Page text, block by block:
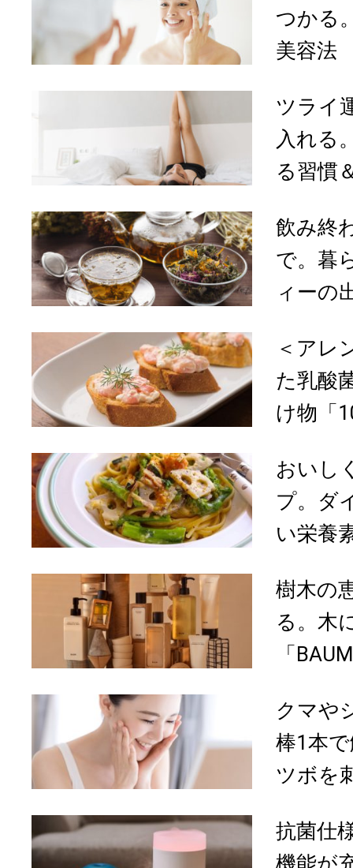
つかる
美容法
ツライ
入れる
る習慣
飲み終
で。暮
ィーの
＜アレ
た乳酸
け物「
おいし
プ。ダ
い栄養
樹木の
る。木
「
クマや
棒1本
ツボを
抗菌仕
機能が